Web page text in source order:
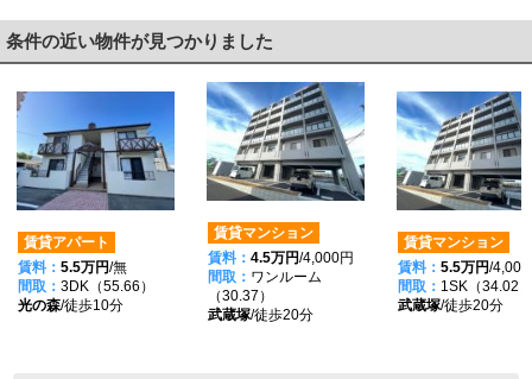
条件の近い物件が見つかりました
賃貸アパート
賃料： 5.5万円/無
間取： 3DK（55.66）
光の森/徒歩10分
賃貸マンション
賃料： 4.5万円/4,000円
間取： ワンルーム
（30.37）
武蔵塚/徒歩20分
賃貸マンション
賃料： 5.5万円/4,000
間取： 1SK（34.02）
武蔵塚/徒歩20分